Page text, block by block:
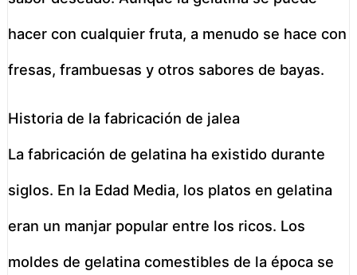
hacer con cualquier fruta, a menudo se hace con
fresas, frambuesas y otros sabores de bayas.
Historia de la fabricación de jalea
La fabricación de gelatina ha existido durante
siglos. En la Edad Media, los platos en gelatina
eran un manjar popular entre los ricos. Los
moldes de gelatina comestibles de la época se